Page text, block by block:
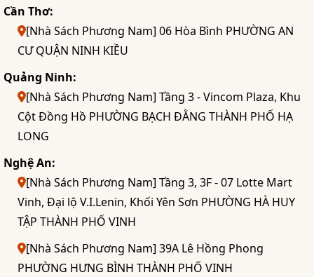
Cần Thơ:
[Nhà Sách Phương Nam] 06 Hòa Bình PHƯỜNG AN
CƯ QUẬN NINH KIỀU
Quảng Ninh:
[Nhà Sách Phương Nam] Tầng 3 - Vincom Plaza, Khu
Cột Đồng Hồ PHƯỜNG BẠCH ĐẰNG THÀNH PHỐ HẠ
LONG
Nghệ An:
[Nhà Sách Phương Nam] Tầng 3, 3F - 07 Lotte Mart
Vinh, Đại lộ V.I.Lenin, Khối Yên Sơn PHƯỜNG HÀ HUY
TẬP THÀNH PHỐ VINH
[Nhà Sách Phương Nam] 39A Lê Hồng Phong
PHƯỜNG HƯNG BÌNH THÀNH PHỐ VINH